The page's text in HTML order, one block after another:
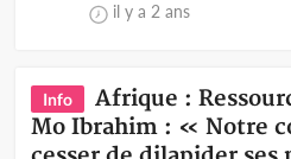
il y a 2 ans
Info
Afrique :
Mo Ibrahim : « Notre